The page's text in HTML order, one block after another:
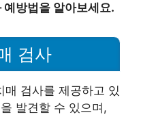
방법을 알아보세요.
검사
매 검사를 제공하고 있
발견할 수 있으며,